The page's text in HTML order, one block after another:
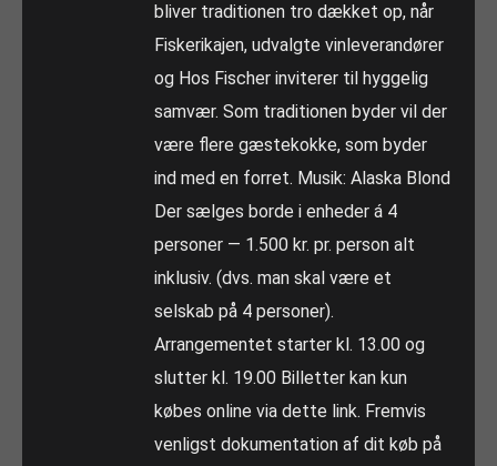
bliver traditionen tro dækket op, når
Fiskerikajen, udvalgte vinleverandører
og Hos Fischer inviterer til hyggelig
samvær. Som traditionen byder vil der
være flere gæstekokke, som byder
ind med en forret. Musik: Alaska Blond
Der sælges borde i enheder á 4
personer — 1.500 kr. pr. person alt
inklusiv. (dvs. man skal være et
selskab på 4 personer).
Arrangementet starter kl. 13.00 og
slutter kl. 19.00 Billetter kan kun
købes online via dette link. Fremvis
venligst dokumentation af dit køb på